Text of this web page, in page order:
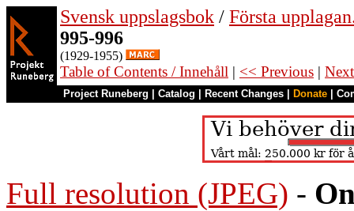
Svensk uppslagsbok / Första
995-996
(1929-1955)
Table of Contents / Innehåll | << Previous |
Project Runeberg Catalog Recent Changes Donate
Full resolution (JPEG) -